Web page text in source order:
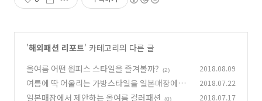
'해외패션 리포트' 카테고리의 다른 글
올여름 어떤 원피스 스타일을 즐겨볼까?
(2) 2018.08.09
여름에 딱 어울리는 가방스타일을 일본매장에서
(2)
2018.07.22
일본매장에서 제안하는 올여름 컬러패션 (0) 2018.07.17